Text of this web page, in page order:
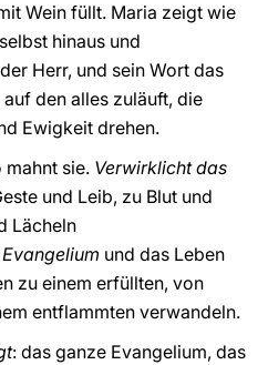
Wein füllt. Maria zeigt wie
hinaus und
Herr, und sein Wort das
den alles zuläuft, die
Ewigkeit drehen.
mahnt sie. Verwirklicht das
und Leib, zu Blut und
Lächeln
und das Leben
zu einem erfüllten, von
entflammten verwandeln.
: das ganze Evangelium, das